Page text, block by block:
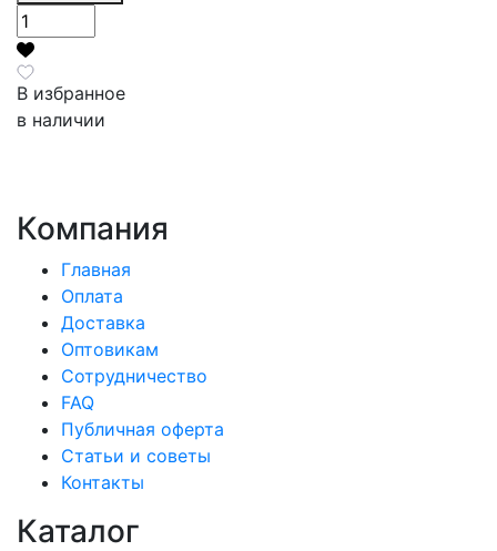
В избранное
в наличии
Компания
Главная
Оплата
Доставка
Оптовикам
Сотрудничество
FAQ
Публичная оферта
Статьи и советы
Контакты
Каталог